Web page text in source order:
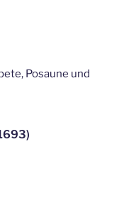
Posaune und